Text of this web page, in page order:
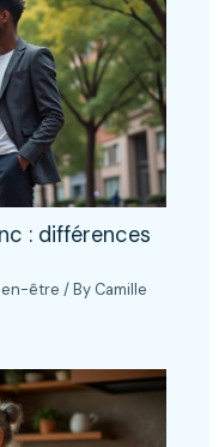
: différences
être / By Camille